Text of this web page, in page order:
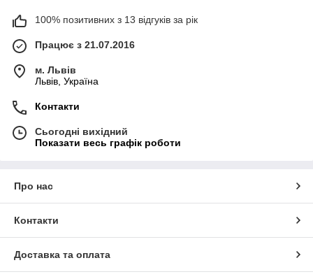
100% позитивних з 13 відгуків за рік
Працює з 21.07.2016
м. Львів
Львів, Україна
Контакти
Сьогодні вихідний
Показати весь графік роботи
Про нас
Контакти
Доставка та оплата